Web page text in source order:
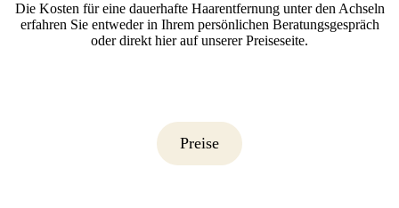
Die Kosten für eine dauerhafte Haarentfernung unter den Achseln
erfahren Sie entweder in Ihrem persönlichen Beratungsgespräch
oder direkt hier auf unserer Preiseseite.
Preise